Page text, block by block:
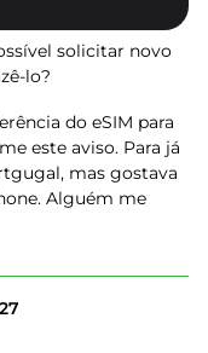
solicitar novo
lo?
do eSIM para
este aviso. Para já
mas gostava
Alguém me